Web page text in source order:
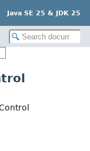
Java SE 25 & JDK 25